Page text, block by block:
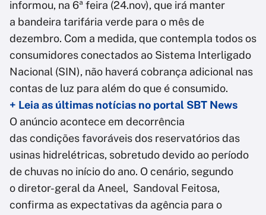
informou, na 6ª feira (24.nov), que irá manter
a bandeira tarifária verde para o mês de
dezembro. Com a medida, que contempla todos os
consumidores conectados ao Sistema Interligado
Nacional (SIN), não haverá cobrança adicional nas
contas de luz para além do que é consumido.
+ Leia as últimas notícias no portal SBT News
O anúncio acontece em decorrência
das condições favoráveis dos reservatórios das
usinas hidrelétricas, sobretudo devido ao período
de chuvas no início do ano. O cenário, segundo
o diretor-geral da Aneel, Sandoval Feitosa,
confirma as expectativas da agência para o